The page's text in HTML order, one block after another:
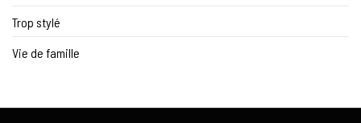
Trop stylé
Vie de famille